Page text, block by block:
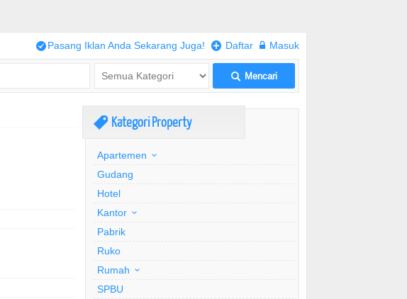
/Pasang Iklan Anda Sekarang Juga! + Daftar w Masuk
L Mencari
, Kategori Property
Apartemen
Gudang
Hotel
Kantor
Pabrik
Ruko
Rumah
SPBU